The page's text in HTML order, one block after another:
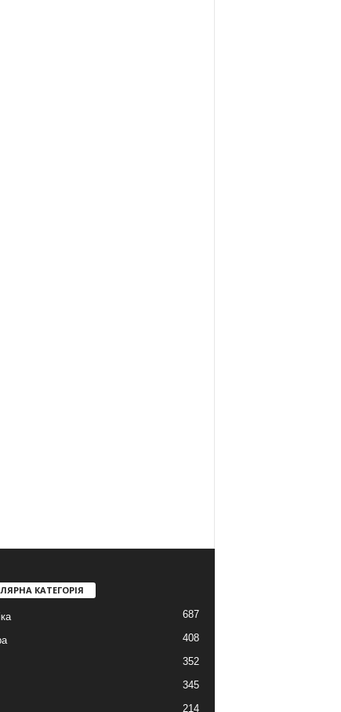
КАТЕГОРІЯ
687
408
352
345
214